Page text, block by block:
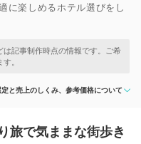
に楽しめるホテル選びをし
定と売上のしくみ、参考価格について
旅で気ままな街歩き